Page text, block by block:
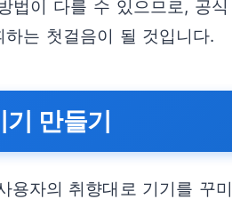
법이 다를 수 있으므로, 공
는 첫걸음이 될 것입니다.
만들기
용자의 취향대로 기기를